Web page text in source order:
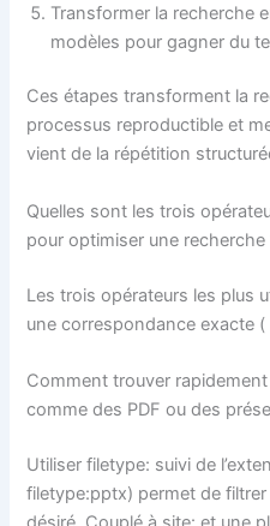
Transformer la recherche
modèles pour gagner du
Ces étapes transforment la
processus reproductible et
vient de la répétition
Quelles sont les trois
pour optimiser une recherche
Les trois opérateurs les plus
une correspondance exacte (
Comment trouver
comme des PDF ou des
Utiliser filetype: suivi de
filetype:pptx) permet de